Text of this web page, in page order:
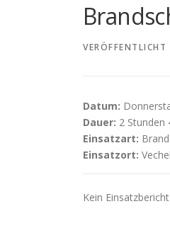
VERÖFFENTLICHT
Datum:
Dauer: 2 Stunden
Einsatzart:
Einsatzort:
Kein